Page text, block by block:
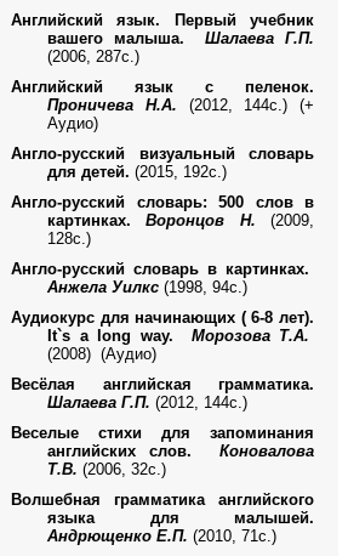
Английский язык. Первый учебник
вашего малыша.Шалаева Г.П.
(2006, 287с.)
Английский язык с пеленок.
Проничева Н.А. (2012, 144с.) (+
Аудио)
Англо-русский визуальный словарь
для детей. (2015, 192с.)
Англо-русский словарь: 500 слов в
картинках.Воронцов Н. (2009,
128с.)
Англо-русский словарь в картинках.
Анжела Уилкс (1998, 94с.)
Аудиокурс для начинающих ( 6-8 лет).
It`s a long way.
Морозова Т.А.
(2008) (Аудио)
Весёлая английская грамматика.
Шалаева Г.П. (2012, 144с.)
Веселые стихи для запоминания
английских слов. Коновалова
Т.В. (2006, 32с.)
Волшебная грамматика английского
языка для малышей.
Андрющенко Е.П. (2010, 71с.)